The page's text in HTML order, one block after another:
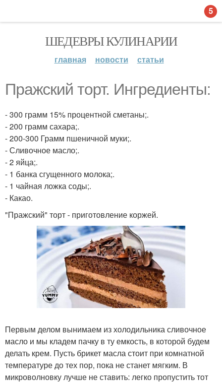
ШЕДЕВРЫ КУЛИНАРИИ
главная новости статьи
Пражский торт. Ингредиенты:
- 300 грамм 15% процентной сметаны;.
- 200 грамм сахара;.
- 200-300 Грамм пшеничной муки;.
- Сливочное масло;.
- 2 яйца;.
- 1 банка сгущенного молока;.
- 1 чайная ложка соды;.
- Какао.
"Пражский" торт - приготовление коржей.
Первым делом вынимаем из холодильника сливочное
масло и мы кладем пачку в ту емкость, в которой будем
делать крем. Пусть брикет масла стоит при комнатной
температуре до тех пор, пока не станет мягким. В
микроволновку лучше не ставить: легко пропустить тот
5